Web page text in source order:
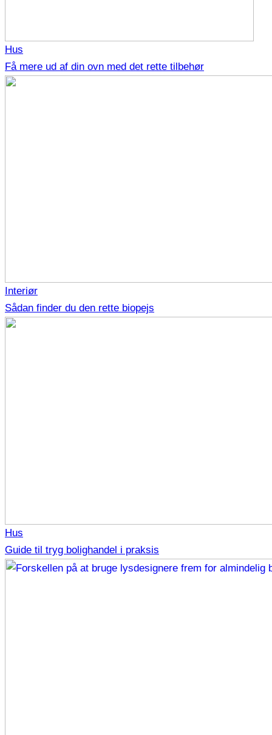
Hus
Få mere ud af din ovn med det rette tilbehør
Interiør
Sådan finder du den rette biopejs
Hus
Guide til tryg bolighandel i praksis